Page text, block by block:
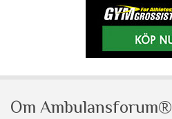
Om Ambulansforum®